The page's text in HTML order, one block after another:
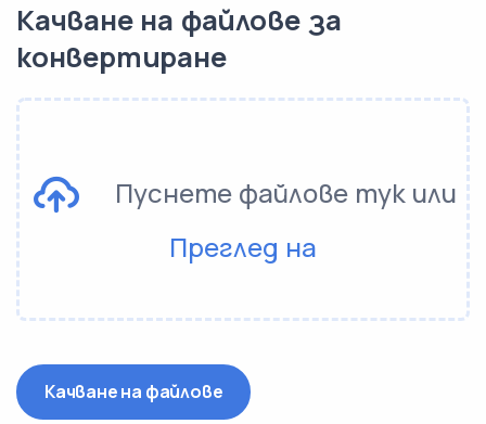
Качване на файлове за
конвертиране
Пуснете файлове тук или
Преглед на